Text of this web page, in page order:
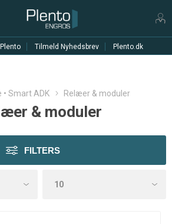
Tilmeld Nyhedsbrev Plento.dk
• Smart ADK Relæer & moduler
& moduler
FILTERS